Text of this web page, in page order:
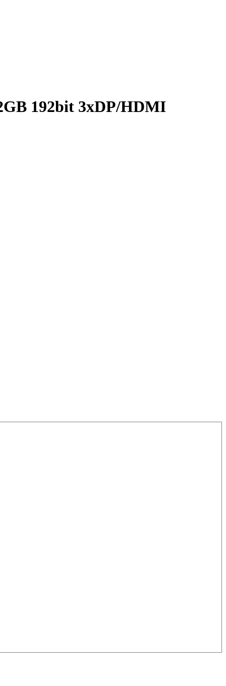
192bit 3xDP/HDMI